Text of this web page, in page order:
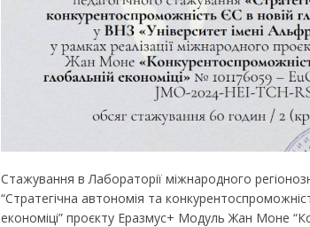
Стажування в Лабораторії міжнародного
“Стратегічна автономія та
економіці” проєкту Еразмус+ Модуль Жан Моне